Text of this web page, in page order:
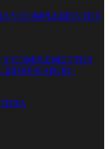
Y COMPLEMENTOS
COMPLEMENTOS
-